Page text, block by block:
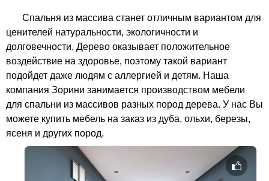
Спальня из массива станет отличным вариантом для
ценителей натуральности, экологичности и
долговечности. Дерево оказывает положительное
воздействие на здоровье, поэтому такой вариант
подойдет даже людям с аллергией и детям. Наша
компания Зорини занимается производством мебели
для спальни из массивов разных пород дерева. У нас Вы
можете купить мебель на заказ из дуба, ольхи, березы,
ясеня и других пород.